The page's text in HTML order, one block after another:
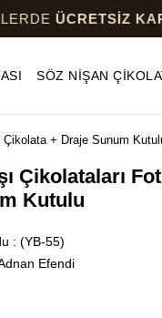
KARGO
SÖZ NİŞAN
Çikolata + Draje Sunum
Çikolataları
Kutulu
(YB-55)
Efendi